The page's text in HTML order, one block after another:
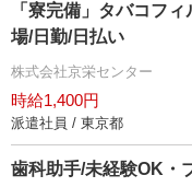
「寮完備」タバコフ
場/日勤/日払い
株式会社京栄センター
時給1,400円
派遣社員 / 東京都
歯科助手/未経験OK・